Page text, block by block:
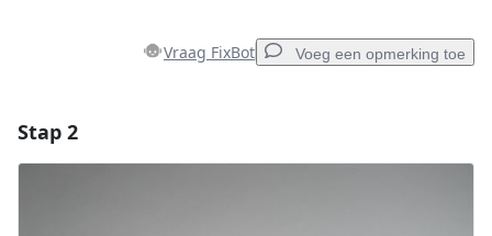
Vraag FixBot Voeg een opmerking toe
Stap 2